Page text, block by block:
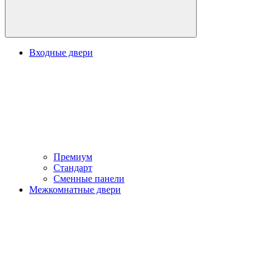
Входные двери
Премиум
Стандарт
Сменные панели
Межкомнатные двери